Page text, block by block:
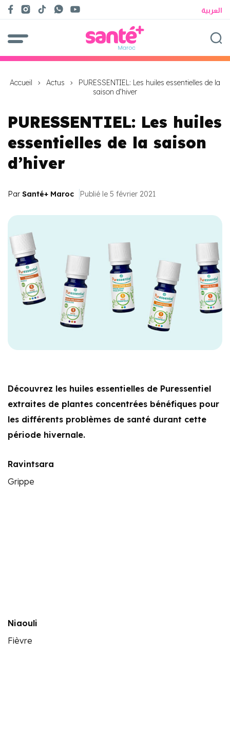
العربية
Accueil Actus
PURESSENTIEL: Les huiles essentielles de la
saison d’hiver
PURESSENTIEL: Les huiles
essentielles de la saison
d’hiver
Par Santé+ Maroc Publié le 5 février 2021
Découvrez les huiles essentielles de Puressentiel
extraites de plantes concentrées bénéfiques pour
les différents problèmes de santé durant cette
période hivernale.
Ravintsara
Grippe
Niaouli
Fièvre